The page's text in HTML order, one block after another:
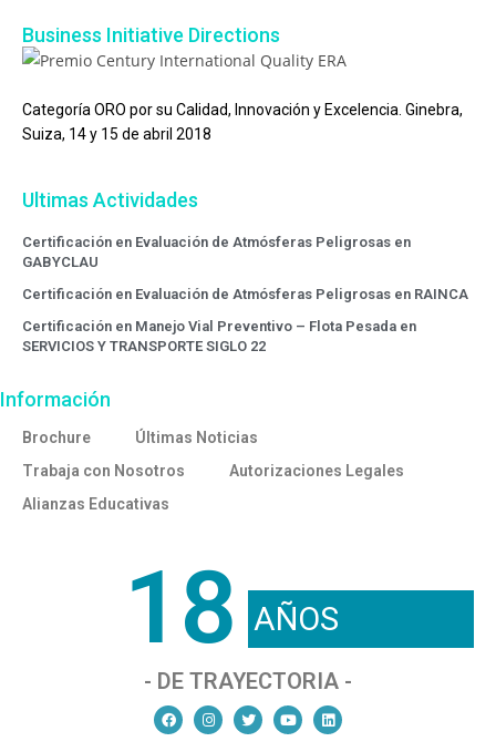
Business Initiative Directions
Categoría ORO por su Calidad, Innovación y Excelencia. Ginebra,
Suiza, 14 y 15 de abril 2018
Ultimas Actividades
Certificación en Evaluación de Atmósferas Peligrosas en
GABYCLAU
Certificación en Evaluación de Atmósferas Peligrosas en RAINCA
Certificación en Manejo Vial Preventivo – Flota Pesada en
SERVICIOS Y TRANSPORTE SIGLO 22
Información
Brochure
Últimas Noticias
Trabaja con Nosotros
Autorizaciones Legales
Alianzas Educativas
18 AÑOS
- DE TRAYECTORIA -